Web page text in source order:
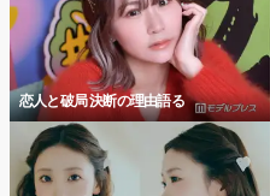
恋人と破局 決断の理由語る